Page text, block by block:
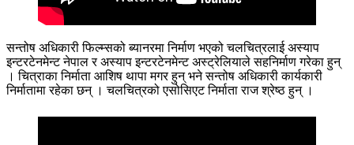
सन्तोष अधिकारी फिल्म्सको ब्यानरमा निर्माण भएको चलचित्रलाई अस्याप
इन्टरटेनमेन्ट नेपाल र अस्याप इन्टरटेनमेन्ट अस्ट्रेलियाले सहनिर्माण गरेका हुन्
। चित्राका निर्माता आशिष थापा मगर हुन् भने सन्तोष अधिकारी कार्यकारी
निर्मातामा रहेका छन् । चलचित्रको एसोसिएट निर्माता राज श्रेष्ठ हुन् ।